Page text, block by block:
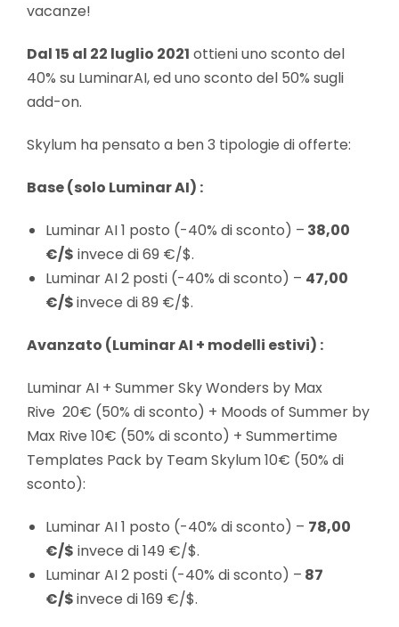
vacanze!
Dal 15 al 22 luglio 2021 ottieni uno sconto del
40% su LuminarAI, ed uno sconto del 50% sugli
add-on.
Skylum ha pensato a ben 3 tipologie di offerte:
Base (solo Luminar AI) :
Luminar AI 1 posto (-40% di sconto) – 38,00
€/$ invece di 69 €/$.
Luminar AI 2 posti (-40% di sconto) – 47,00
€/$invece di 89 €/$.
Avanzato (Luminar AI + modelli estivi) :
Luminar AI + Summer Sky Wonders by Max
Rive 20€ (50% di sconto) + Moods of Summer by
Max Rive 10€ (50% di sconto) + Summertime
Templates Pack by Team Skylum 10€ (50% di
sconto):
Luminar AI 1 posto (-40% di sconto) – 78,00
€/$ invece di 149 €/$.
Luminar AI 2 posti (-40% di sconto) – 87
€/$invece di 169 €/$.